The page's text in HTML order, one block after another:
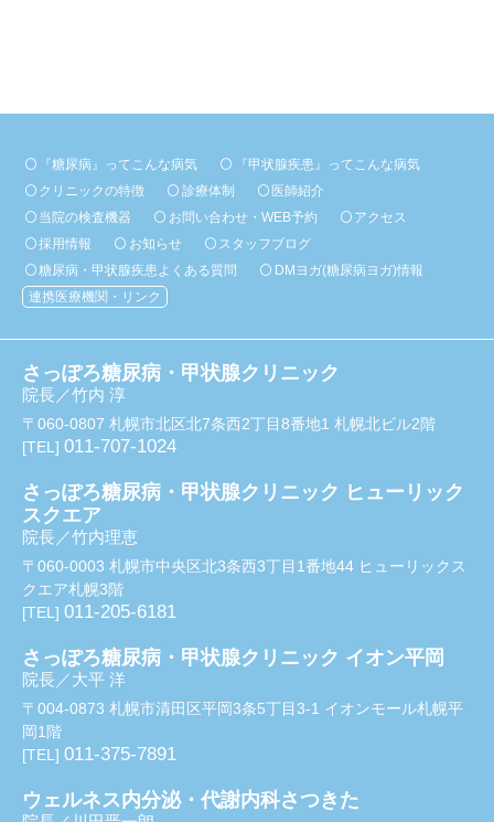
『糖尿病』ってこんな病気
『甲状腺疾患』ってこんな病気
クリニックの特徴
診療体制
医師紹介
当院の検査機器
お問い合わせ・WEB予約
アクセス
採用情報
お知らせ
スタッフブログ
糖尿病・甲状腺疾患よくある質問
DMヨガ(糖尿病ヨガ)情報
連携医療機関・リンク
さっぽろ糖尿病・甲状腺クリニック
院長／竹内 淳
〒060-0807 札幌市北区北7条西2丁目8番地1 札幌北ビル2階
[TEL] 011-707-1024
さっぽろ糖尿病・甲状腺クリニック ヒューリック
スクエア
院長／竹内理恵
〒060-0003 札幌市中央区北3条西3丁目1番地44 ヒューリックス
クエア札幌3階
[TEL] 011-205-6181
さっぽろ糖尿病・甲状腺クリニック イオン平岡
院長／大平 洋
〒004-0873 札幌市清田区平岡3条5丁目3-1 イオンモール札幌平
岡1階
[TEL] 011-375-7891
ウェルネス内分泌・代謝内科さつきた